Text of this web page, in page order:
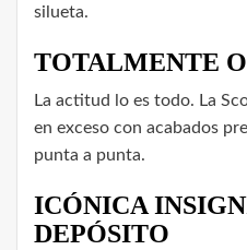
silueta.
TOTALMENTE
La actitud lo es todo. La
en exceso con acabados
punta a punta.
ICÓNICA
DEPÓSITO